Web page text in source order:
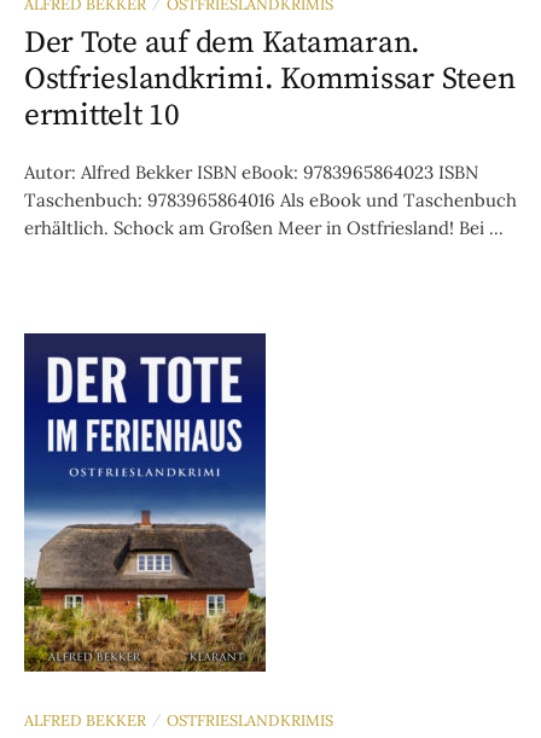
Der Tote auf dem Katamaran.
Ostfrieslandkrimi. Kommissar Steen
ermittelt 10
Autor: Alfred Bekker ISBN eBook: 9783965864023 ISBN
Taschenbuch: 9783965864016 Als eBook und Taschenbuch
erhältlich. Schock am Großen Meer in Ostfriesland! Bei ...
ALFRED BEKKER / OSTFRIESLANDKRIMIS